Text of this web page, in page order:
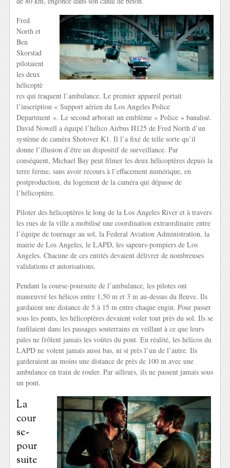
Fred
North et
Ben
Skorstad
pilotaient
les deux
hélicoptè
res qui traquent l’ambulance. Le premier appareil portait
l’inscription « Support aérien du Los Angeles Police
Department ». Le second arborait un emblème « Police » banalisé.
David Nowell a équipé l’hélico Airbus H125 de Fred North d’un
système de caméra Shotover K1. Il l’a fixé de telle sorte qu’il
donne l’illusion d’être un dispositif de surveillance. Par
conséquent, Michael Bay peut filmer les deux hélicoptères depuis la
terre ferme, sans avoir recours à l’effacement numérique, en
postproduction, du logement de la caméra qui dépasse de
l’hélicoptère.
Piloter des hélicoptères le long de la Los Angeles River et à travers
les rues de la ville a mobilisé une coordination extraordinaire entre
l’équipe de tournage au sol, la Federal Aviation Administration, la
mairie de Los Angeles, le LAPD, les sapeurs-pompiers de Los
Angeles. Chacune de ces entités devaient délivrer de nombreuses
validations et autorisations.
Pendant la course-poursuite de l’ambulance, les pilotes ont
manœuvré les hélicos entre 1,50 m et 3 m au-dessus du fleuve. Ils
gardaient une distance de 5 à 15 m entre chaque engin. Pour passer
sous les ponts, les hélicoptères devaient voler tout près du sol. Ils se
faufilaient dans les passages souterrains en veillant à ce que leurs
pales ne frôlent jamais les voûtes du pont. En réalité, les hélicos du
LAPD ne volent jamais aussi bas, ni si près l’un de l’autre. Ils
garderaient au moins une distance de près de 100 m avec une
ambulance en train de rouler. Par ailleurs, ils ne passent jamais sous
un pont.
La
cour
se-
pour
suite